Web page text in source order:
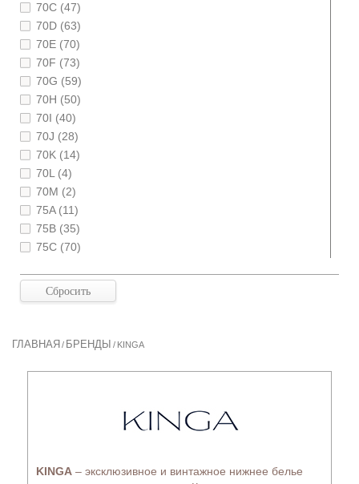
70C (47)
70D (63)
70E (70)
70F (73)
70G (59)
70H (50)
70I (40)
70J (28)
70K (14)
70L (4)
70M (2)
75A (11)
75B (35)
75C (70)
75E (69)
75F (63)
75H (44)
75J (14)
80C (72)
ГЛАВНАЯ / БРЕНДЫ / KINGA
KINGA – эксклюзивное и винтажное нижнее белье